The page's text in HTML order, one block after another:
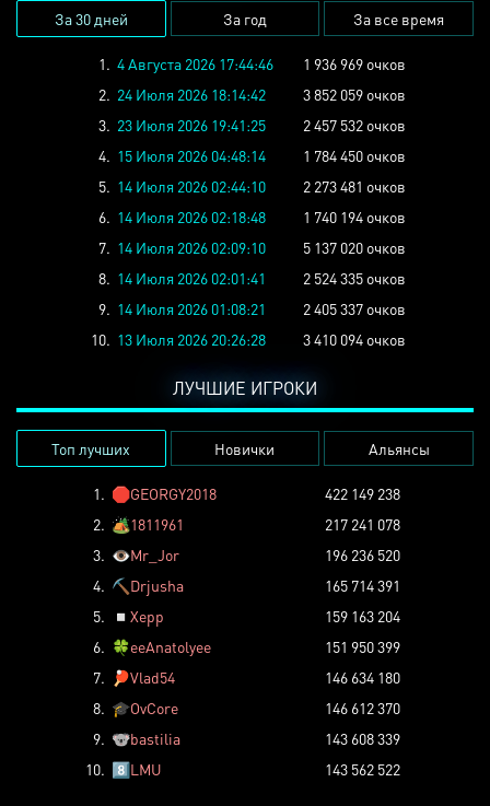
За 30 дней За год За все время
1. 4 Августа 2026 17:44:46
1 936 969 очков
2. 24 Июля 2026 18:14:42
3 852 059 очков
3. 23 Июля 2026 19:41:25
2 457 532 очков
4. 15 Июля 2026 04:48:14
1 784 450 очков
5. 14 Июля 2026 02:44:10
2 273 481 очков
6. 14 Июля 2026 02:18:48
1 740 194 очков
7. 14 Июля 2026 02:09:10
5 137 020 очков
8. 14 Июля 2026 02:01:41
2 524 335 очков
9. 14 Июля 2026 01:08:21
2 405 337 очков
10. 13 Июля 2026 20:26:28 3 410 094 очков
ЛУЧШИЕ ИГРОКИ
Топ лучших Новички Альянсы
1. 🛑GEORGY2018
422 149 238
2. 🏕️1811961
217 241 078
3. 👁️Mr_Jor
196 236 520
4. ⛏️ Drjusha
165 714 391
5.
◽ Xepp
159 163 204
6. 🍀eeAnatolyee
151 950 399
7.
🏓Vlad54
146 634 180
8. 🎓OvCore
146 612 370
9. 🐨bastilia
143 608 339
10. 8️⃣LMU 143 562 522